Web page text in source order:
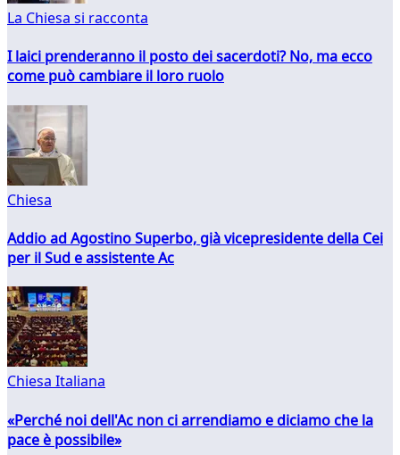
La Chiesa si racconta
I laici prenderanno il posto dei sacerdoti? No, ma ecco
come può cambiare il loro ruolo
Chiesa
Addio ad Agostino Superbo, già vicepresidente della Cei
per il Sud e assistente Ac
Chiesa Italiana
«Perché noi dell'Ac non ci arrendiamo e diciamo che la
pace è possibile»